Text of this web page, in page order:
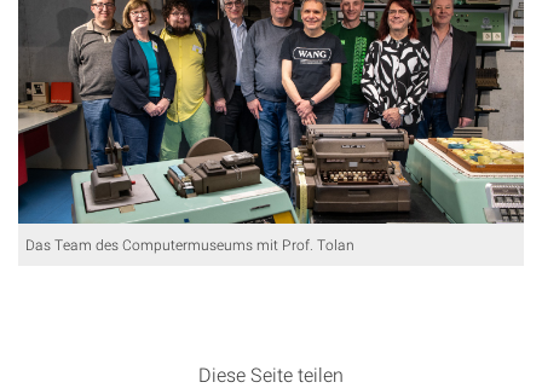
Das Team des Computermuseums mit Prof. Tolan
Diese Seite teilen